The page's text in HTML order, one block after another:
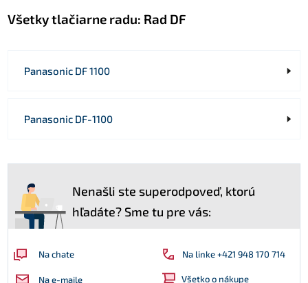
Všetky tlačiarne radu: Rad DF
Panasonic DF 1100
Panasonic DF-1100
Nenašli ste superodpoveď, ktorú
hľadáte? Sme tu pre vás:
Na chate Na linke +421 948 170 714
Na e-maile Všetko o nákupe